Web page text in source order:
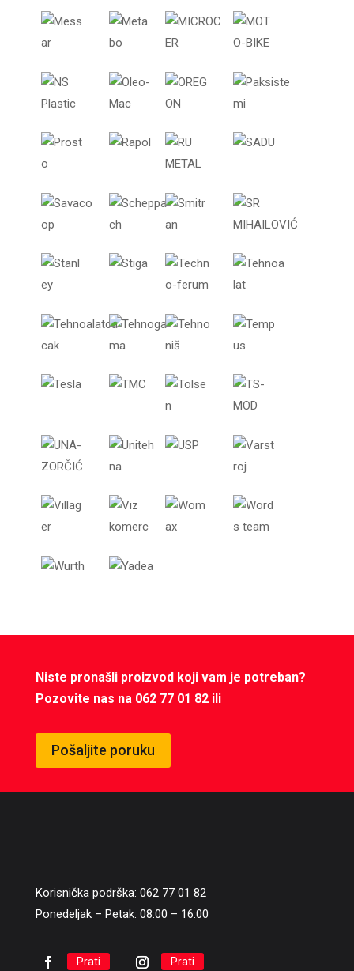
Niste pronašli proizvod koji vam je potreban?
Pozovite nas na 062 77 01 82 ili
Pošaljite poruku
Korisnička podrška: 062 77 01 82
Ponedeljak – Petak: 08:00 – 16:00
Prati Prati